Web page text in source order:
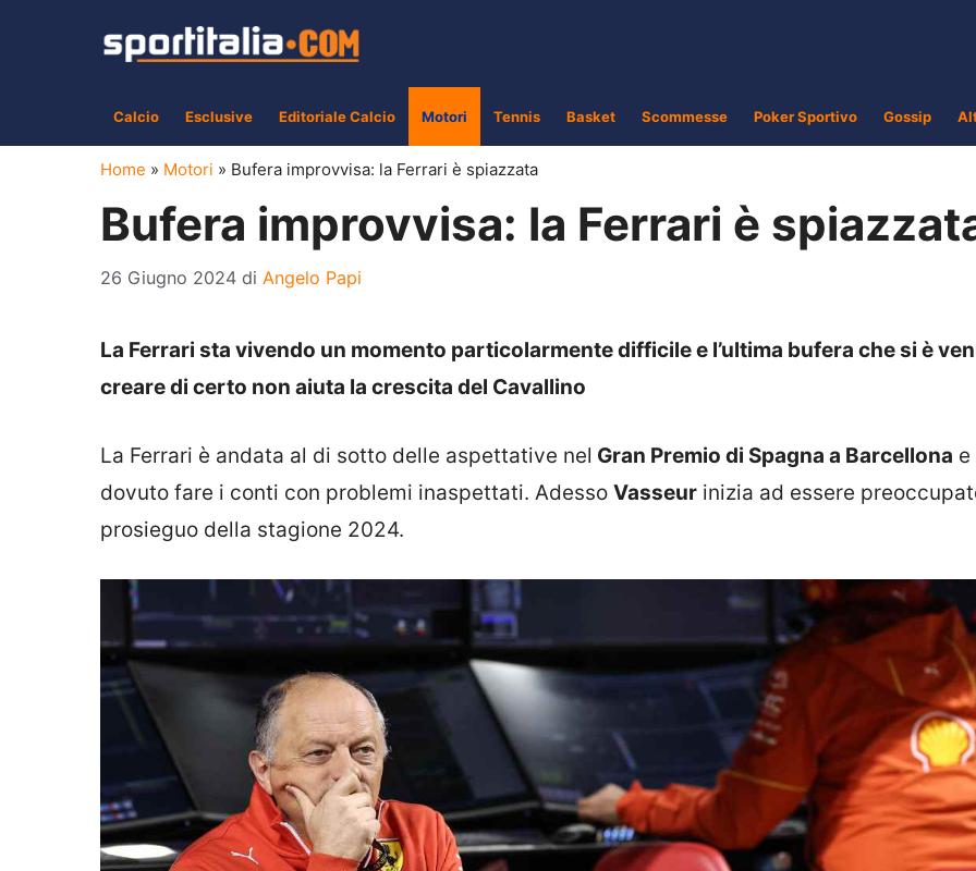
Calcio Esclusive Editoriale Calcio Motori Tennis Basket Scommesse Poker Sportivo Gossip
Home » Motori » Bufera improvvisa: la Ferrari è spiazzata
Bufera improvvisa: la Ferrari è
26 Giugno 2024 di Angelo Papi
La Ferrari sta vivendo un momento particolarmente difficile e l’ultima bufera che si è
creare di certo non aiuta la crescita del Cavallino
La Ferrari è andata al di sotto delle aspettative nel Gran Premio di Spagna a Barcellona e
dovuto fare i conti con problemi inaspettati. Adesso Vasseur inizia ad essere
prosieguo della stagione 2024.